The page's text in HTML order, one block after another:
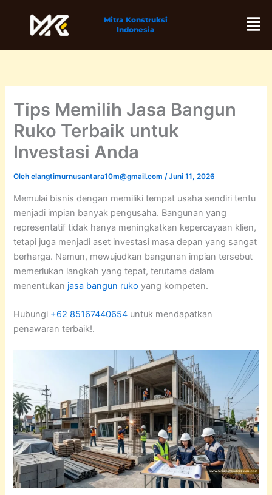
Mitra Konstruksi
Indonesia
Tips Memilih Jasa Bangun
Ruko Terbaik untuk
Investasi Anda
Olehelangtimurnusantara10m@gmail.com/Juni 11, 2026
Memulai bisnis dengan memiliki tempat usaha sendiri tentu
menjadi impian banyak pengusaha. Bangunan yang
representatif tidak hanya meningkatkan kepercayaan klien,
tetapi juga menjadi aset investasi masa depan yang sangat
berharga. Namun, mewujudkan bangunan impian tersebut
memerlukan langkah yang tepat, terutama dalam
menentukan jasa bangun ruko yang kompeten.
Hubungi +62 85167440654 untuk mendapatkan
penawaran terbaik!.